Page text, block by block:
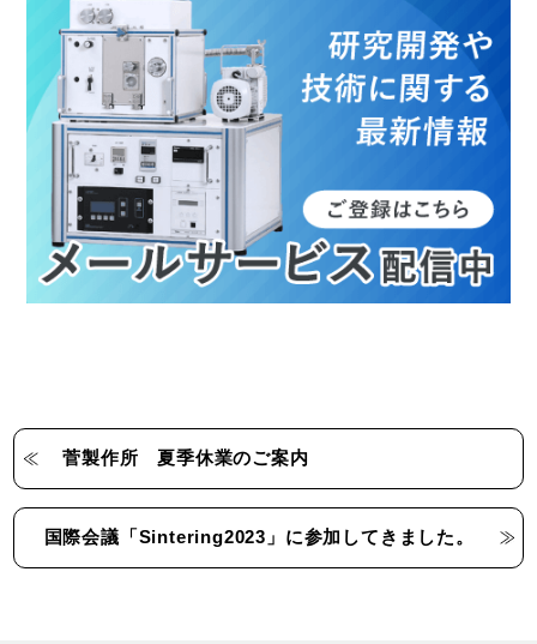
菅製作所 夏季休業のご案内
国際会議「Sintering2023」に参加してきました。